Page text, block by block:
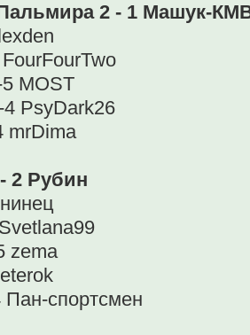
2 - 1 Машук-
MOST
PsyDark26
mrDima
2 Рубин
zema
Пан-спортсмен